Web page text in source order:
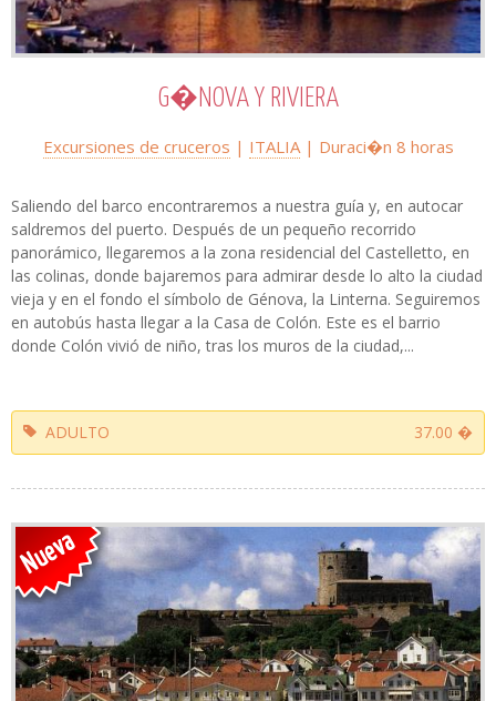
G�NOVA Y RIVIERA
Excursiones de cruceros | ITALIA| Duraci�n 8 horas
Saliendo del barco encontraremos a nuestra guía y, en autocar
saldremos del puerto. Después de un pequeño recorrido
panorámico, llegaremos a la zona residencial del Castelletto, en
las colinas, donde bajaremos para admirar desde lo alto la ciudad
vieja y en el fondo el símbolo de Génova, la Linterna. Seguiremos
en autobús hasta llegar a la Casa de Colón. Este es el barrio
donde Colón vivió de niño, tras los muros de la ciudad,...
ADULTO 37.00 �